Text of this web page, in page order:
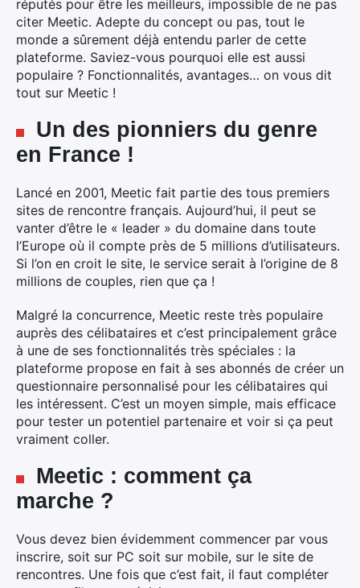
réputés pour être les meilleurs, impossible de ne pas
citer Meetic. Adepte du concept ou pas, tout le
monde a sûrement déjà entendu parler de cette
plateforme. Saviez-vous pourquoi elle est aussi
populaire ? Fonctionnalités, avantages… on vous dit
tout sur Meetic !
Un des pionniers du genre
en France !
Lancé en 2001, Meetic fait partie des tous premiers
sites de rencontre français. Aujourd’hui, il peut se
vanter d’être le « leader » du domaine dans toute
l’Europe où il compte près de 5 millions d’utilisateurs.
Si l’on en croit le site, le service serait à l’origine de 8
millions de couples, rien que ça !
Malgré la concurrence, Meetic reste très populaire
auprès des célibataires et c’est principalement grâce
à une de ses fonctionnalités très spéciales : la
plateforme propose en fait à ses abonnés de créer un
questionnaire personnalisé pour les célibataires qui
les intéressent. C’est un moyen simple, mais efficace
pour tester un potentiel partenaire et voir si ça peut
vraiment coller.
Meetic : comment ça
marche ?
Vous devez bien évidemment commencer par vous
inscrire, soit sur PC soit sur mobile, sur le site de
rencontres. Une fois que c’est fait, il faut compléter